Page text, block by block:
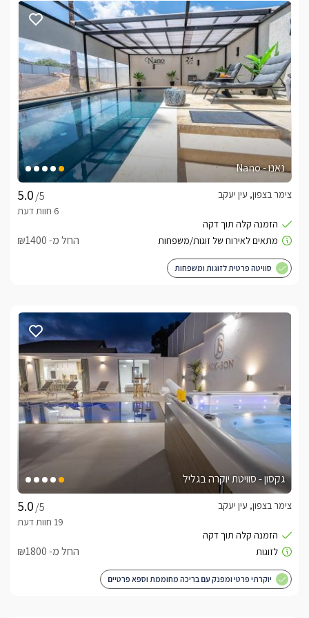
נאנו - Nano
/5
צימר בצפון, עין יעקב
החל מ- ₪1400
סוויטה פרטית לזוגות ומשפחות
גקסון - סוויטת יוקרה בגליל
/5
צימר בצפון, עין יעקב
החל מ- ₪1800
יוקרתי פרטי ומפנק עם בריכה מחוממת וספא פרטיים